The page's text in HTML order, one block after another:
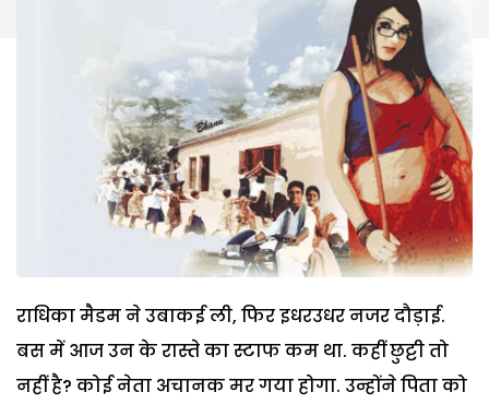
राधिका मैडम ने उबाकई ली, फिर इधरउधर नजर दौड़ाई.
बस में आज उन के रास्ते का स्टाफ कम था. कहीं छुट्टी तो
नहीं है? कोई नेता अचानक मर गया होगा. उन्होंने पिता को